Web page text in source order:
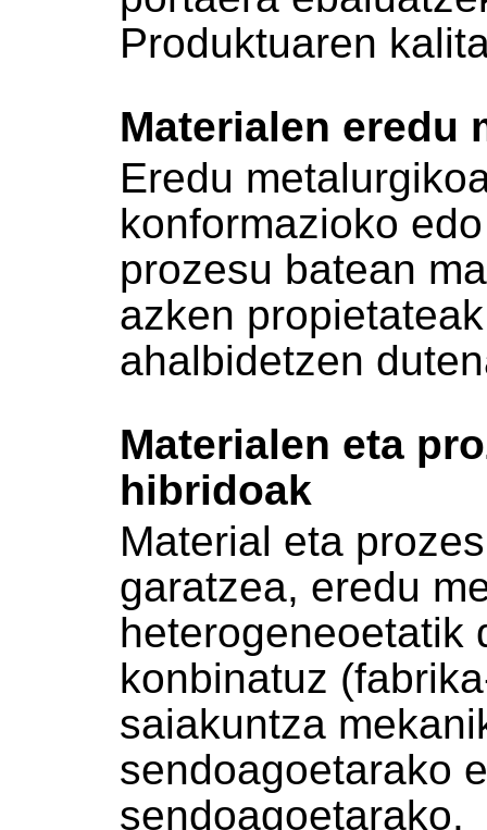
Produktuaren
Materialen eredu
Eredu
konformazioko
prozesu batean
azken
ahalbidetzen
Materialen eta
hibridoak
Material eta
garatzea, eredu
heterogeneoetatik
konbinatuz
saiakuntza
sendoagoetarako
sendoagoetarako.